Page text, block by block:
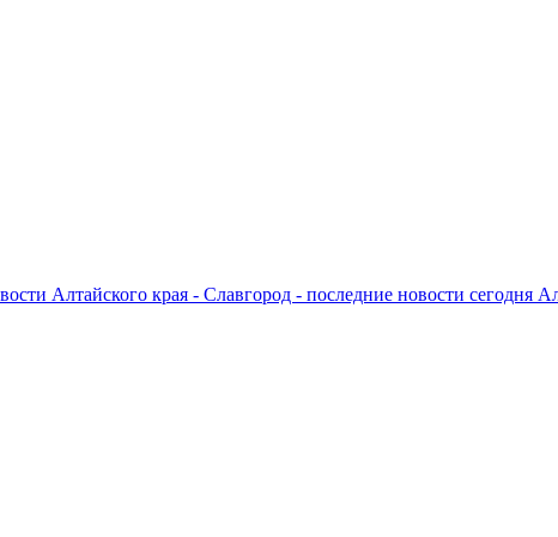
Алтайского края - Славгород - последние новости сегодня